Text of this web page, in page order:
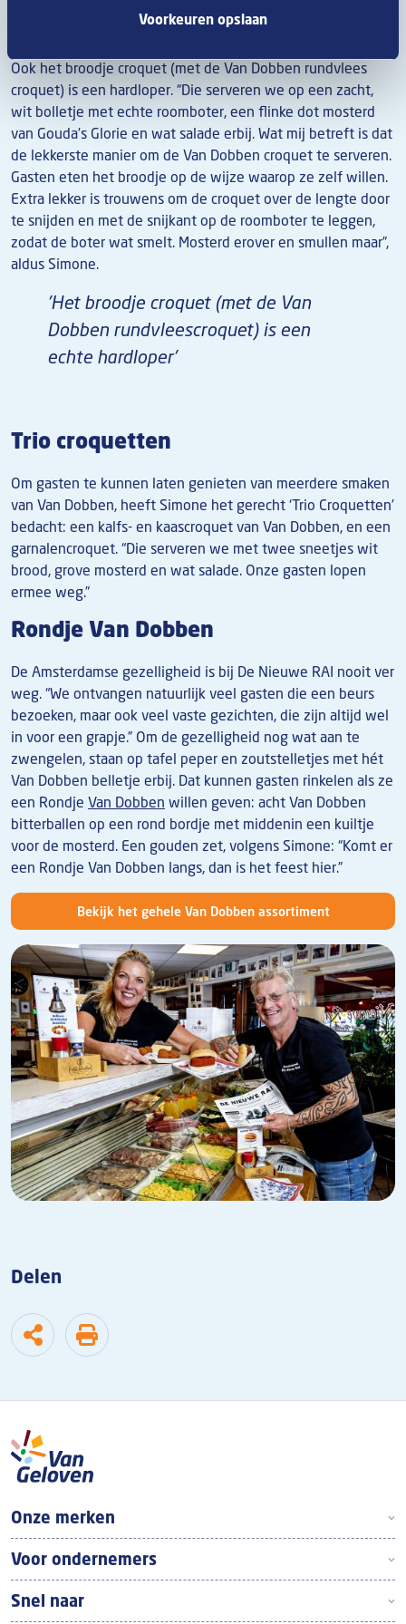
Voorkeuren opslaan
Ook het broodje croquet (met de Van Dobben rundvlees
croquet) is een hardloper. “Die serveren we op een zacht,
wit bolletje met echte roomboter, een flinke dot mosterd
van Gouda’s Glorie en wat salade erbij. Wat mij betreft is dat
de lekkerste manier om de Van Dobben croquet te serveren.
Gasten eten het broodje op de wijze waarop ze zelf willen.
Extra lekker is trouwens om de croquet over de lengte door
te snijden en met de snijkant op de roomboter te leggen,
zodat de boter wat smelt. Mosterd erover en smullen maar”,
aldus Simone.
'Het broodje croquet (met de Van
Dobben rundvleescroquet) is een
echte hardloper'
Trio croquetten
Om gasten te kunnen laten genieten van meerdere smaken
van Van Dobben, heeft Simone het gerecht ‘Trio Croquetten’
bedacht: een kalfs- en kaascroquet van Van Dobben, en een
garnalencroquet. “Die serveren we met twee sneetjes wit
brood, grove mosterd en wat salade. Onze gasten lopen
ermee weg.”
Rondje Van Dobben
De Amsterdamse gezelligheid is bij De Nieuwe RAI nooit ver
weg. “We ontvangen natuurlijk veel gasten die een beurs
bezoeken, maar ook veel vaste gezichten, die zijn altijd wel
in voor een grapje.” Om de gezelligheid nog wat aan te
zwengelen, staan op tafel peper en zoutstelletjes met hét
Van Dobben belletje erbij. Dat kunnen gasten rinkelen als ze
een Rondje Van Dobben willen geven: acht Van Dobben
bitterballen op een rond bordje met middenin een kuiltje
voor de mosterd. Een gouden zet, volgens Simone: “Komt er
een Rondje Van Dobben langs, dan is het feest hier.”
Bekijk het gehele Van Dobben assortiment
Afbeelding
Delen
Boven footer
Onze merken
Voor ondernemers
Snel naar